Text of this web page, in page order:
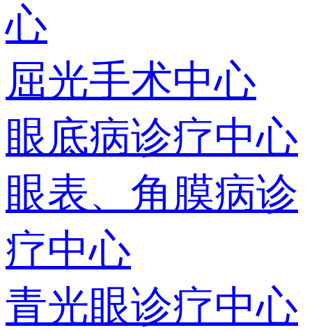
心
屈光手术中心
眼底病诊疗中心
眼表、角膜病诊
疗中心
青光眼诊疗中心